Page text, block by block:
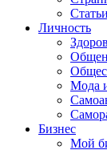
Статьи
Личность
Мода
Бизнес
Мой